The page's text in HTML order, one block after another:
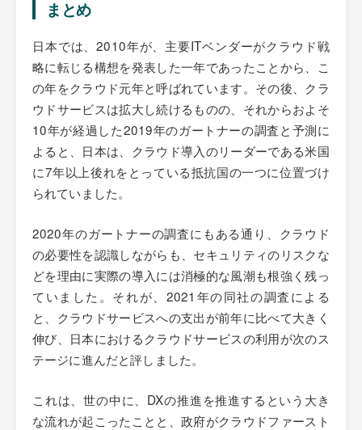
まとめ
日本では、2010年が、主要ITベンダーがクラウド戦
略に転じる構想を発表した一年であったことから、こ
の年をクラウド元年と呼ばれています。その後、クラ
ウドサービスは拡大し続けるものの、それからおよそ
10年が経過した2019年のガートナーの調査と予測に
よると、日本は、クラウド導入のリーダーである米国
に7年以上後れをとっている抵抗国の一つに位置づけ
られていました。
2020年のガートナーの調査にもある通り、クラウド
の必要性を認識しながらも、セキュリティのリスクな
どを理由に実際の導入には消極的な風潮も根強く残っ
ていました。それが、2021年の同社の調査による
と、クラウドサービスへの支出が前年に比べて大きく
伸び、日本におけるクラウドサービスの利用が次のス
テージに進んだと評しました。
これは、世の中に、DXの推進を推進するという大き
な流れが起こったことと、政府がクラウドファースト